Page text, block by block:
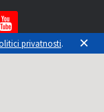
youtube
Plaćanje
privatnosti. ×